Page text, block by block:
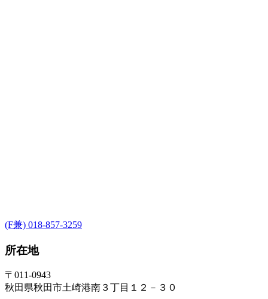
(F兼) 018-857-3259
所在地
〒011-0943
秋田県秋田市土崎港南３丁目１２－３０